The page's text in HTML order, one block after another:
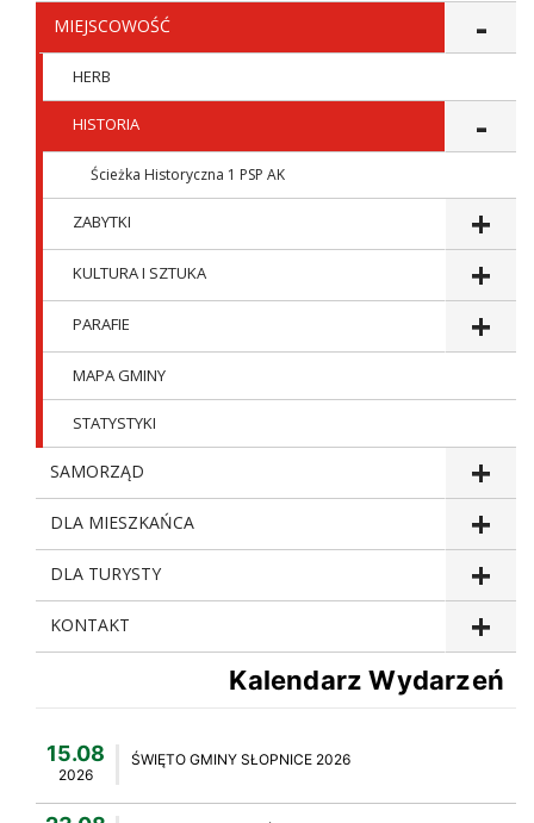
MIEJSCOWOŚĆ
HERB
HISTORIA
Ścieżka Historyczna 1 PSP AK
ZABYTKI
KULTURA I SZTUKA
PARAFIE
MAPA GMINY
STATYSTYKI
SAMORZĄD
DLA MIESZKAŃCA
DLA TURYSTY
KONTAKT
Kalendarz Wydarzeń
15.08
2026
ŚWIĘTO GMINY SŁOPNICE 2026